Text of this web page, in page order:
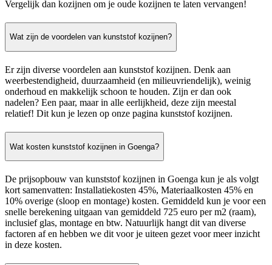
Vergelijk dan kozijnen om je oude kozijnen te laten vervangen!
Wat zijn de voordelen van kunststof kozijnen?
Er zijn diverse voordelen aan kunststof kozijnen. Denk aan
weerbestendigheid, duurzaamheid (en milieuvriendelijk), weinig
onderhoud en makkelijk schoon te houden. Zijn er dan ook
nadelen? Een paar, maar in alle eerlijkheid, deze zijn meestal
relatief! Dit kun je lezen op onze pagina kunststof kozijnen.
Wat kosten kunststof kozijnen in Goenga?
De prijsopbouw van kunststof kozijnen in Goenga kun je als volgt
kort samenvatten: Installatiekosten 45%, Materiaalkosten 45% en
10% overige (sloop en montage) kosten. Gemiddeld kun je voor een
snelle berekening uitgaan van gemiddeld 725 euro per m2 (raam),
inclusief glas, montage en btw. Natuurlijk hangt dit van diverse
factoren af en hebben we dit voor je uiteen gezet voor meer inzicht
in deze kosten.